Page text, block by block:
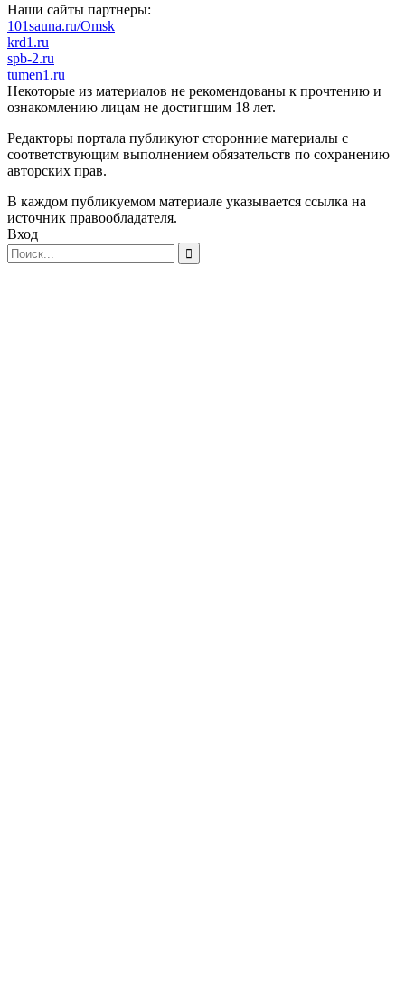
Наши сайты партнеры:
101sauna.ru/Omsk
krd1.ru
spb-2.ru
tumen1.ru
Некоторые из материалов не рекомендованы к прочтению и
ознакомлению лицам не достигшим 18 лет.
Редакторы портала публикуют сторонние материалы с
соответствующим выполнением обязательств по сохранению
авторских прав.
В каждом публикуемом материале указывается ссылка на
источник правообладателя.
Вход